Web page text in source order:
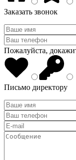
Заказать звонок
Пожалуйста,
Письмо директору